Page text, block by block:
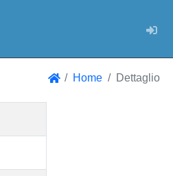
Home Dettaglio